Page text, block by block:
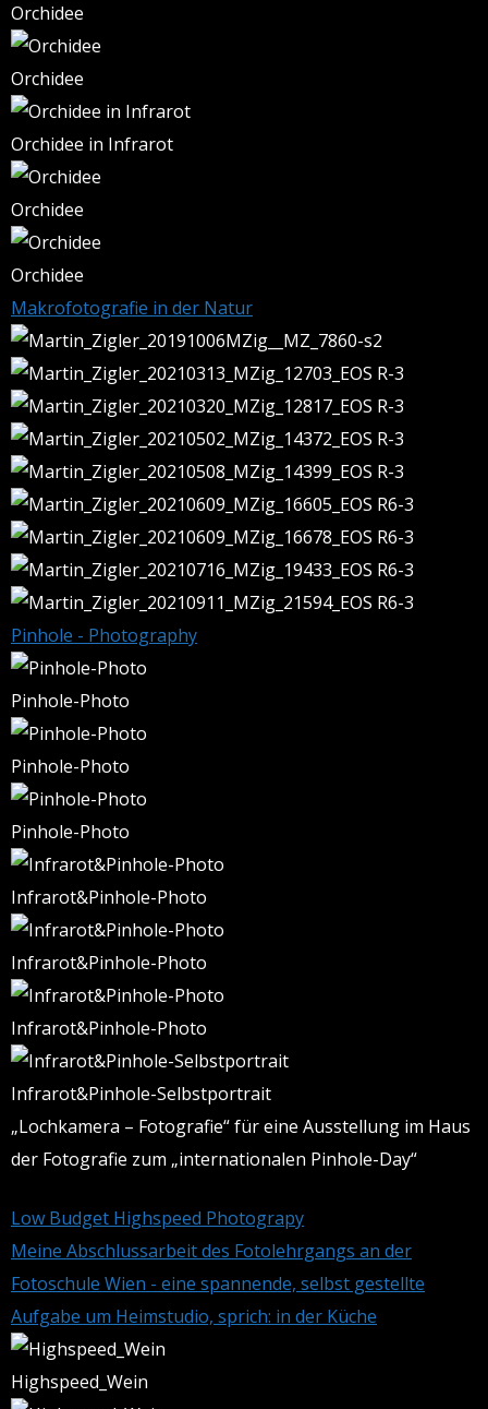
Orchidee
Orchidee
Orchidee in Infrarot
Orchidee
Orchidee
Makrofotografie in der Natur
Pinhole - Photography
Pinhole-Photo
Pinhole-Photo
Pinhole-Photo
Infrarot&Pinhole-Photo
Infrarot&Pinhole-Photo
Infrarot&Pinhole-Photo
Infrarot&Pinhole-Selbstportrait
„Lochkamera – Fotografie“ für eine Ausstellung im Haus
der Fotografie zum „internationalen Pinhole-Day“
Low Budget Highspeed Photograpy
Meine Abschlussarbeit des Fotolehrgangs an der
Fotoschule Wien - eine spannende, selbst gestellte
Aufgabe um Heimstudio, sprich: in der Küche
Highspeed_Wein